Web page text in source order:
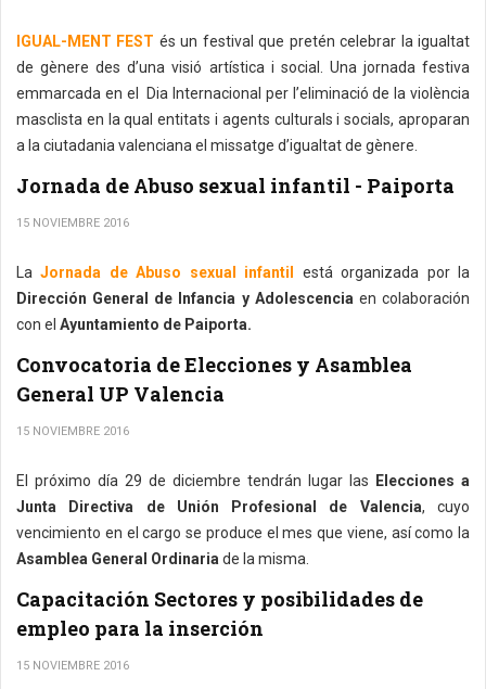
IGUAL-MENT FEST és un festival que pretén celebrar la igualtat
de gènere des d’una visió artística i social. Una jornada festiva
emmarcada en el Dia Internacional per l’eliminació de la violència
masclista en la qual entitats i agents culturals i socials, aproparan
a la ciutadania valenciana el missatge d’igualtat de gènere.
Jornada de Abuso sexual infantil - Paiporta
15 NOVIEMBRE 2016
La Jornada de Abuso sexual infantil
está organizada por la
Dirección General de Infancia y Adolescencia en colaboración
con el Ayuntamiento de Paiporta.
Convocatoria de Elecciones y Asamblea
General UP Valencia
15 NOVIEMBRE 2016
El próximo día 29 de diciembre tendrán lugar las Elecciones a
Junta Directiva de Unión Profesional de Valencia, cuyo
vencimiento en el cargo se produce el mes que viene, así como la
Asamblea General Ordinaria de la misma.
Capacitación Sectores y posibilidades de
empleo para la inserción
15 NOVIEMBRE 2016